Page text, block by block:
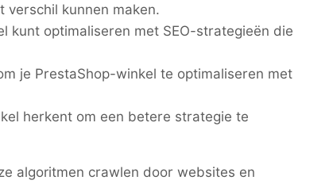
verschil kunnen maken.
kunt optimaliseren met SEO-strategieën die
je PrestaShop-winkel te optimaliseren met
herkent om een betere strategie te
algoritmen crawlen door websites en